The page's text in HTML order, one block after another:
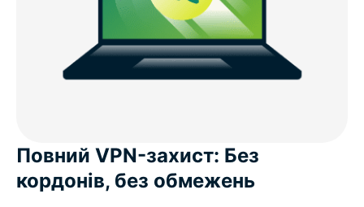
Інструменти захисту доступні протягом
ExpressVPN працює на всіх основних типах
Під час та після пробного періоду: Чого
очікувати
Повний VPN-захист: Без
кордонів, без обмежень